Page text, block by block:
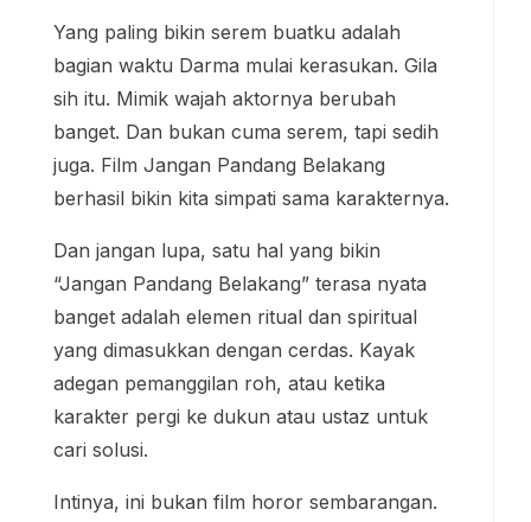
Yang paling bikin serem buatku adalah
bagian waktu Darma mulai kerasukan. Gila
sih itu. Mimik wajah aktornya berubah
banget. Dan bukan cuma serem, tapi sedih
juga. Film Jangan Pandang Belakang
berhasil bikin kita simpati sama karakternya.
Dan jangan lupa, satu hal yang bikin
“Jangan Pandang Belakang” terasa nyata
banget adalah elemen ritual dan spiritual
yang dimasukkan dengan cerdas. Kayak
adegan pemanggilan roh, atau ketika
karakter pergi ke dukun atau ustaz untuk
cari solusi.
Intinya, ini bukan film horor sembarangan.